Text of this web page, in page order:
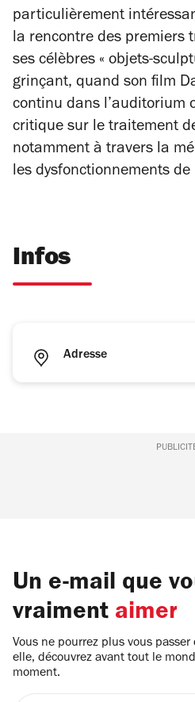
particulièrement
la rencontre des premiers
ses célèbres « objets-
grinçant, quand son film
continu dans l’auditorium
critique sur le traitement
notamment à travers la
les dysfonctionnements de
Infos
Adresse
Un e-mail que
vraiment aimer
Vous ne pourrez plus vous
elle, découvrez avant tout le
moment.